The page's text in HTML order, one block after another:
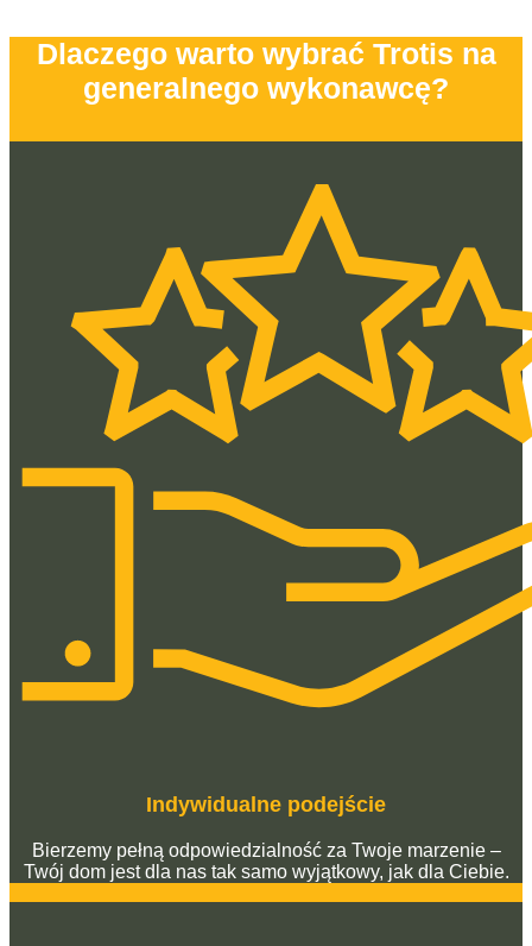
Dlaczego warto wybrać Trotis na
generalnego wykonawcę?
Indywidualne podejście
Bierzemy pełną odpowiedzialność za Twoje marzenie –
Twój dom jest dla nas tak samo wyjątkowy, jak dla Ciebie.